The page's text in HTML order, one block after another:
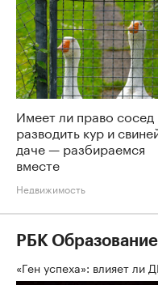
Имеет ли право сосед
разводить кур и
даче — разбираемся
вместе
Недвижимость
РБК Образование
«Ген успеха»: влияет ли